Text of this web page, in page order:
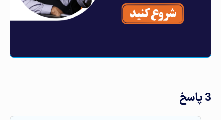
3 پاسخ